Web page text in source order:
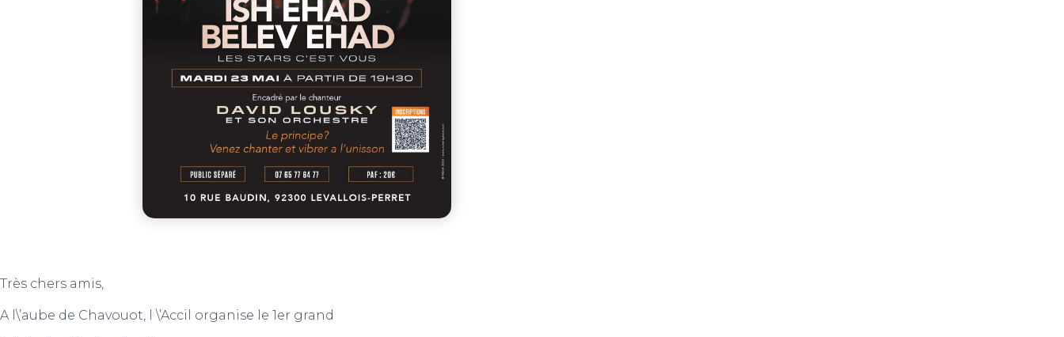
Très chers amis,
A l\’aube de Chavouot, l \’Accil organise le 1er grand